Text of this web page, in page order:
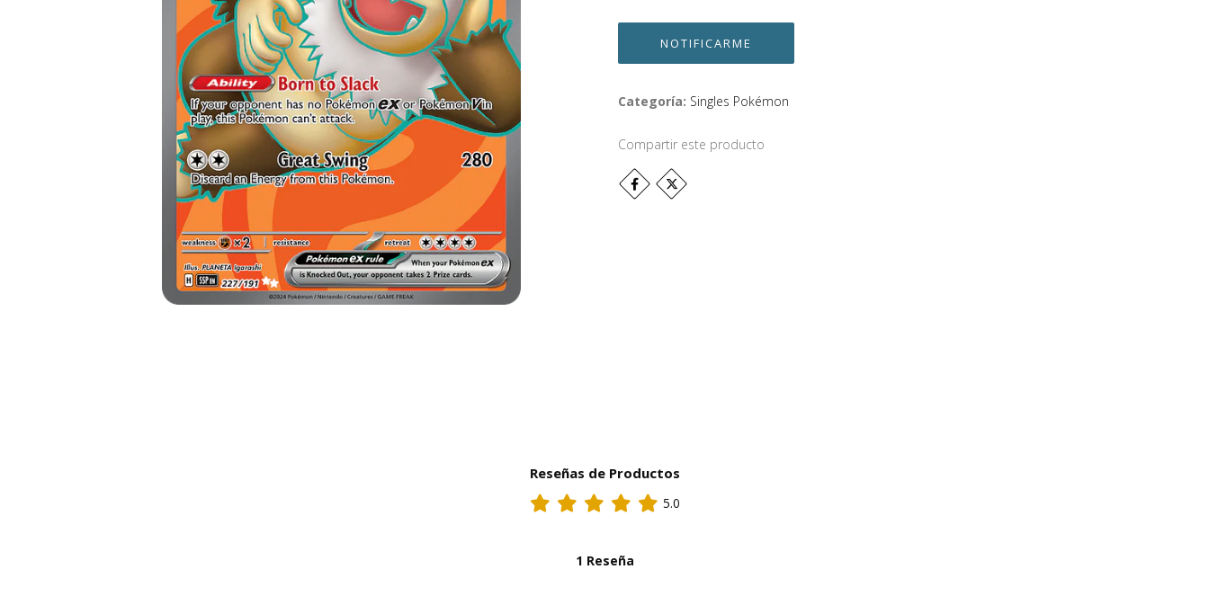
NOTIFICARME
Categoría: Singles Pokémon
Compartir este producto
Reseñas de Productos
5.0
1 Reseña